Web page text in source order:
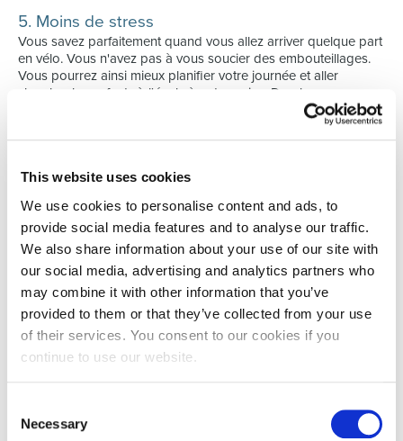
This website uses cookies
We use cookies to personalise content and ads, to
provide social media features and to analyse our traffic.
We also share information about your use of our site with
our social media, advertising and analytics partners who
may combine it with other information that you’ve
provided to them or that they’ve collected from your use
of their services. You consent to our cookies if you
continue to use our website.
Selection
Necessary
5. Moins de stress
Vous savez parfaitement quand vous allez arriver quelque part
en vélo. Vous n'avez pas à vous soucier des embouteillages.
Vous pourrez ainsi mieux planifier votre journée et aller
chercher les enfants à l'école à votre guise. De plus, vous vous
débarrassez aussi du stress, car l'exercice vous aide à le
« Mais que faire si j'arrive en sueur ? Ou si mon employeur
douche dans l’immeuble!
« J'habite vraiment trop loin pour venir à vélo ? » Cherchez une
solution intermédiaire : le train et le vélo, par exemple. Saviez-
vous que votre employeur intervient alors à la fois pour
l'abonnement de train et pour l'allocation de vélo ?
À la recherche d’un nouveau job près de chez vous, pour
pouvoir vous rendre au boulot à vélo ?Regardez nos offres
d’emploi ici